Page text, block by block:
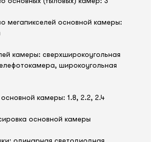
мегапикселей основной камеры:
камеры: сверхширокоугольная
широкоугольная
камеры: 1.8, 2.2, 2.4
основной камеры
одинарная светодиодная